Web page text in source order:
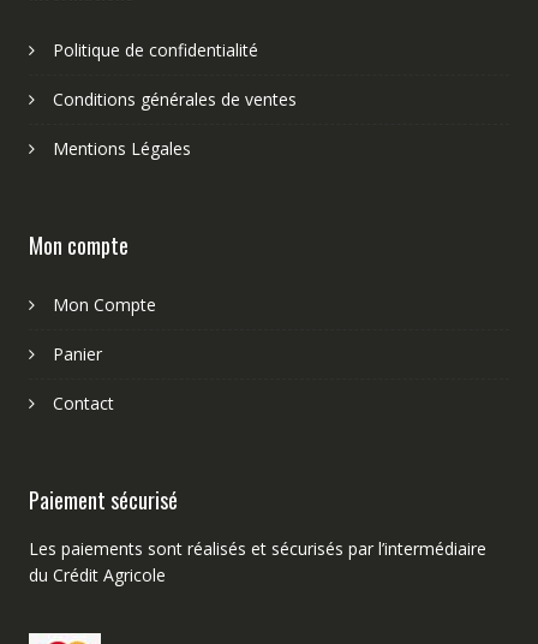
Politique de confidentialité
Conditions générales de ventes
Mentions Légales
Mon compte
Mon Compte
Panier
Contact
Paiement sécurisé
Les paiements sont réalisés et sécurisés par l’intermédiaire
du Crédit Agricole